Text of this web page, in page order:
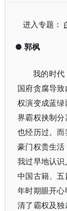
进入专题：
● 郭枫
我的时代
国府贪腐导
权演变成蓝
界霸权挟制
也经历过。
豪门权贵生
我过早地认识
中国古籍、
年时期眼开
清了霸权及